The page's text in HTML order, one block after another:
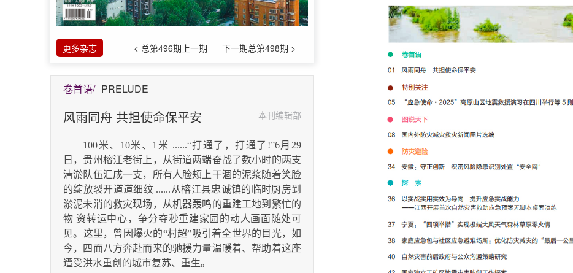
更多杂志 < 总第496期上一期 下一期总第498期 >
卷首语/ PRELUDE
风雨同舟 共担使命保平安 本刊编辑部
100米、10米、1米 ......“打通了，打通了!”6月29
日，贵州榕江老街上，从街道两端奋战了数小时的两支
清淤队伍汇成一支，所有人脸颊上干涸的泥浆随着笑脸
的绽放裂开道道细纹 ......从榕江县忠诚镇的临时厨房到
淤泥未消的救灾现场，从机器轰鸣的重建工地到繁忙的
物 资转运中心，争分夺秒重建家园的动人画面随处可
见。这里，曾因爆火的“村超”吸引着全世界的目光，如
今，四面八方奔赴而来的驰援力量温暖着、帮助着这座
遭受洪水重创的城市复苏、重生。